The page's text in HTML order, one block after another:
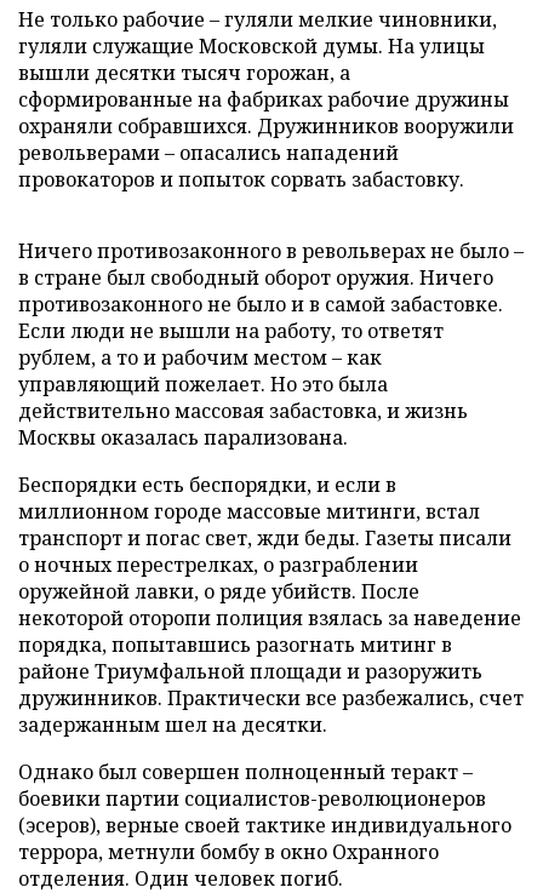
Не только рабочие – гуляли мелкие чиновники,
гуляли служащие Московской думы. На улицы
вышли десятки тысяч горожан, а
сформированные на фабриках рабочие дружины
охраняли собравшихся. Дружинников вооружили
револьверами – опасались нападений
провокаторов и попыток сорвать забастовку.
Ничего противозаконного в револьверах не было –
в стране был свободный оборот оружия. Ничего
противозаконного не было и в самой забастовке.
Если люди не вышли на работу, то ответят
рублем, а то и рабочим местом – как
управляющий пожелает. Но это была
действительно массовая забастовка, и жизнь
Москвы оказалась парализована.
Беспорядки есть беспорядки, и если в
миллионном городе массовые митинги, встал
транспорт и погас свет, жди беды. Газеты писали
о ночных перестрелках, о разграблении
оружейной лавки, о ряде убийств. После
некоторой оторопи полиция взялась за наведение
порядка, попытавшись разогнать митинг в
районе Триумфальной площади и разоружить
дружинников. Практически все разбежались, счет
задержанным шел на десятки.
Однако был совершен полноценный теракт –
боевики партии социалистов-революционеров
(эсеров), верные своей тактике индивидуального
террора, метнули бомбу в окно Охранного
отделения. Один человек погиб.